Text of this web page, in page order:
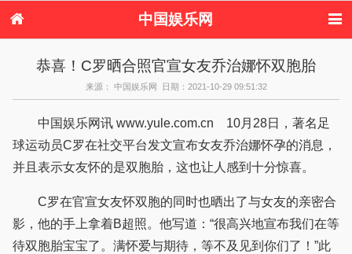
中国娱乐网
港台娱乐
日本娱乐 韩国娱乐
欧美娱乐
音乐新闻 影视新闻
内地明星八卦
港台明星八卦
娱乐评论
恭喜！C罗晒合照官宣女友乔治娜怀双胞胎
来源： 中国娱乐网 日期：2021-10-29 09:51:32
中国娱乐网讯 www.yule.com.cn 10月28日，著名足
球运动员C罗在社交平台发文宣布女友乔治娜怀孕的消息，
并且表示女友怀的是双胞胎，这也让人感到十分惊喜。
C罗在官宣女友怀双胞的同时也晒出了与女友的亲密合
影，他的手上拿着B超照。他写道：“很高兴地宣布我们在等
待双胞胎宝宝了。满怀爱与期待，等不及见到你们了！”此